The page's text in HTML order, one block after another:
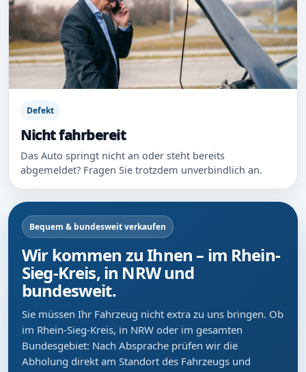
Defekt
Nicht fahrbereit
Das Auto springt nicht an oder steht bereits
abgemeldet? Fragen Sie trotzdem unverbindlich an.
Bequem & bundesweit verkaufen
Wir kommen zu Ihnen – im Rhein-
Sieg-Kreis, in NRW und
bundesweit.
Sie müssen Ihr Fahrzeug nicht extra zu uns bringen. Ob
im Rhein-Sieg-Kreis, in NRW oder im gesamten
Bundesgebiet: Nach Absprache prüfen wir die
Abholung direkt am Standort des Fahrzeugs und